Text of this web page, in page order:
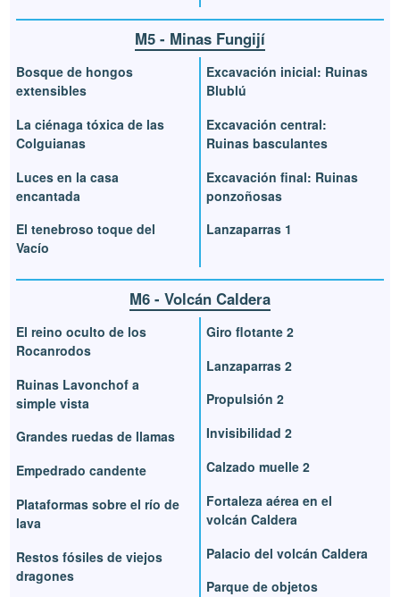
M5 - Minas Fungijí
Bosque de hongos
extensibles
La ciénaga tóxica de las
Colguianas
Luces en la casa
encantada
El tenebroso toque del
Vacío
Excavación inicial: Ruinas
Blublú
Excavación central:
Ruinas basculantes
Excavación final: Ruinas
ponzoñosas
Lanzaparras 1
M6 - Volcán Caldera
El reino oculto de los
Rocanrodos
Ruinas Lavonchof a
simple vista
Grandes ruedas de llamas
Empedrado candente
Plataformas sobre el río de
lava
Restos fósiles de viejos
dragones
Giro flotante 2
Lanzaparras 2
Propulsión 2
Invisibilidad 2
Calzado muelle 2
Fortaleza aérea en el
volcán Caldera
Palacio del volcán Caldera
Parque de objetos